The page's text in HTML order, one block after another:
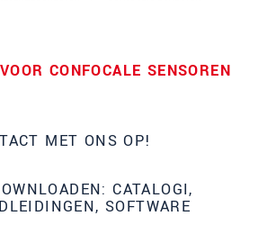
CONFOCALE SENSOREN
MET ONS OP!
CATALOGI,
SOFTWARE